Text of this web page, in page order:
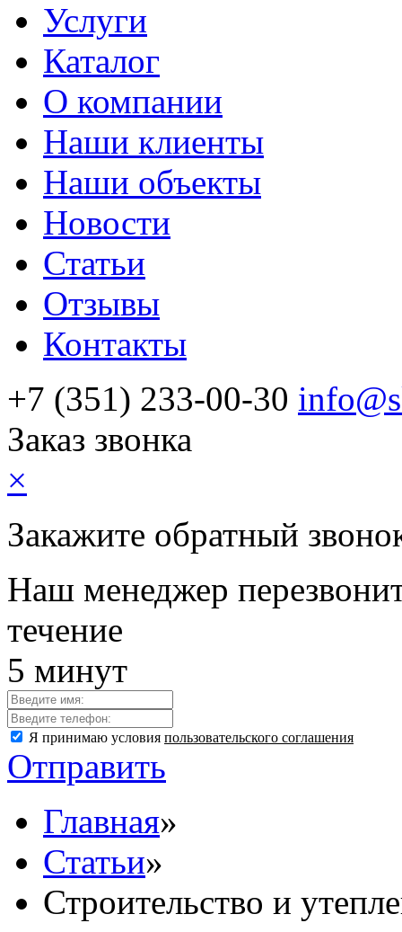
Услуги
Каталог
О компании
Наши клиенты
Наши объекты
Новости
Статьи
Отзывы
Контакты
+7 (351) 233-00-30
Заказ звонка
×
Закажите обратный
Наш менеджер
течение
5 минут
Я принимаю условия пользовательского соглашения
Отправить
Главная»
Статьи»
Строительство и